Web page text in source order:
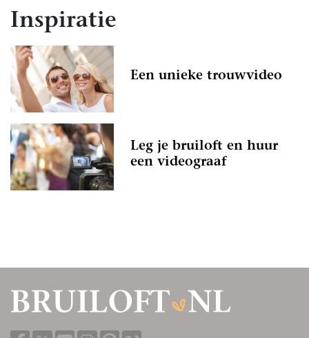
Inspiratie
Een unieke trouwvideo
Leg je bruiloft en huur
een videograaf